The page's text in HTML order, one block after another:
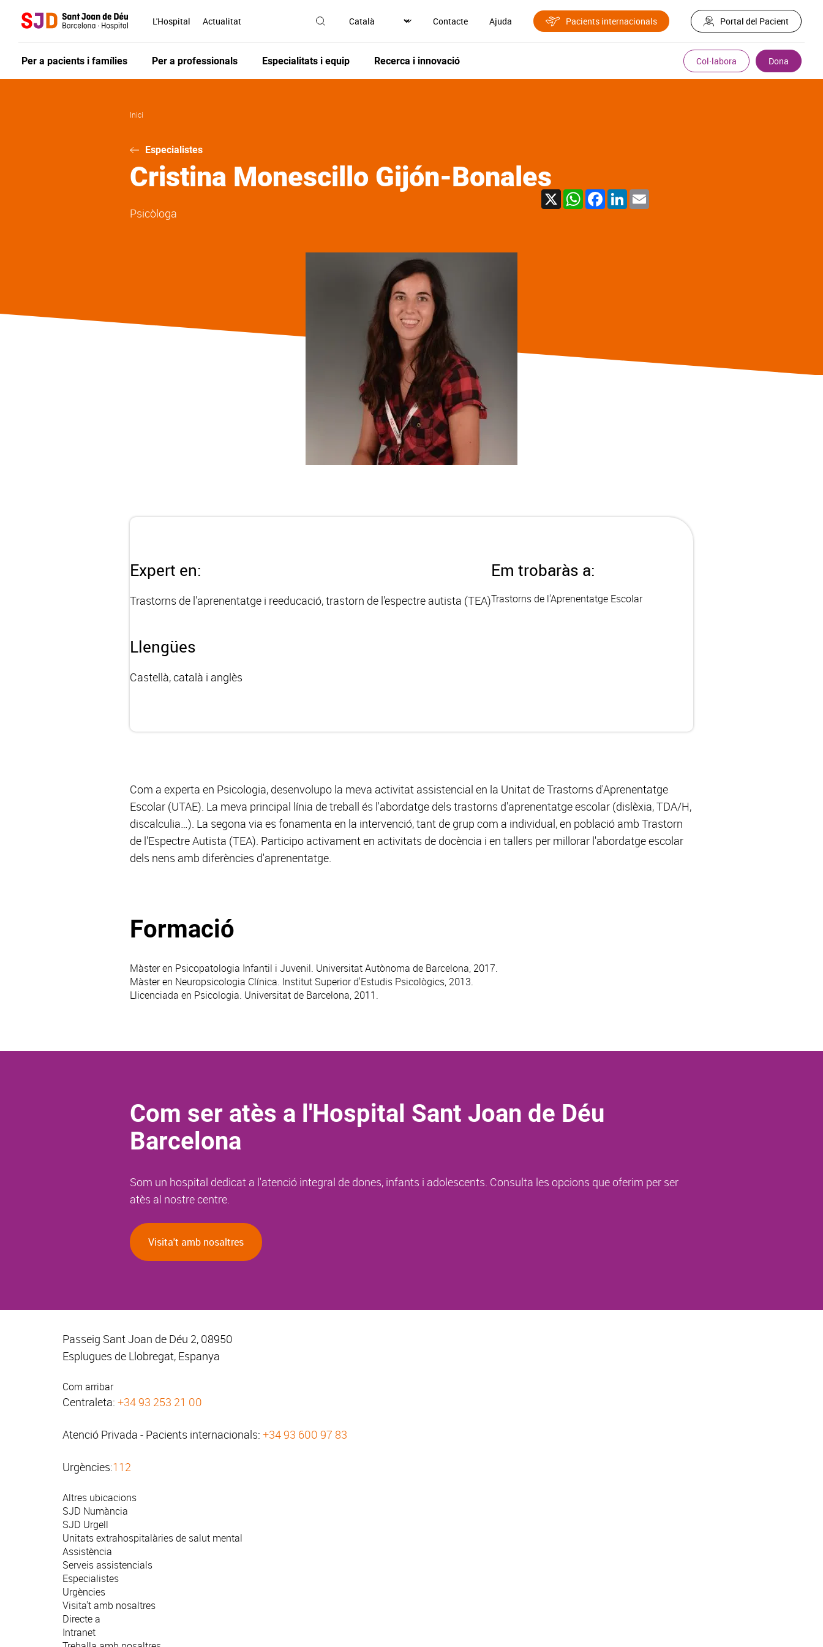
L'Hospital Actualitat Contacte Ajuda Pacients internacionals Portal del Pacient
Per a pacients i famílies Per a professionals Especialitats i equip Recerca i innovació Col·labora Dona
Inici
Especialistes
Cristina Monescillo Gijón-Bonales
Psicòloga
X WhatsAppFacebook
LinkedIn
Expert en:
Trastorns de l'aprenentatge i reeducació, trastorn de l'espectre autista (TEA)
Em trobaràs a:
Trastorns de l'Aprenentatge Escolar
Llengües
Castellà, català i anglès
Com a experta en Psicologia, desenvolupo la meva activitat assistencial en la Unitat de Trastorns d'Aprenentatge
Escolar (UTAE). La meva principal línia de treball és l'abordatge dels trastorns d'aprenentatge escolar (dislèxia, TDA/H,
discalculia…). La segona via es fonamenta en la intervenció, tant de grup com a individual, en població amb Trastorn
de l'Espectre Autista (TEA). Participo activament en activitats de docència i en tallers per millorar l'abordatge escolar
dels nens amb diferències d'aprenentatge.
Formació
Màster en Psicopatologia Infantil i Juvenil. Universitat Autònoma de Barcelona, 2017.
Màster en Neuropsicologia Clínica. Institut Superior d'Estudis Psicològics, 2013.
Llicenciada en Psicologia. Universitat de Barcelona, 2011.
Com ser atès a l'Hospital Sant Joan de Déu
Barcelona
Som un hospital dedicat a l'atenció integral de dones, infants i adolescents. Consulta les opcions que oferim per ser
atès al nostre centre.
Visita't amb nosaltres
Passeig Sant Joan de Déu 2, 08950
Esplugues de Llobregat, Espanya
Com arribar
Centraleta: +34 93 253 21 00
Atenció Privada - Pacients internacionals: +34 93 600 97 83
Urgències:112
Altres ubicacions
SJD Numància
SJD Urgell
Unitats extrahospitalàries de salut mental
Assistència
Serveis assistencials
Especialistes
Urgències
Visita't amb nosaltres
Directe a
Intranet